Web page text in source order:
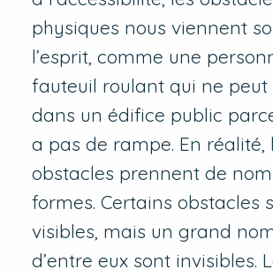
physiques nous viennent
l’esprit, comme une
fauteuil roulant qui ne
dans un édifice public parce
a pas de rampe. En réalité,
obstacles prennent de
formes. Certains obstacles
visibles, mais un grand
d’entre eux sont invisibles.